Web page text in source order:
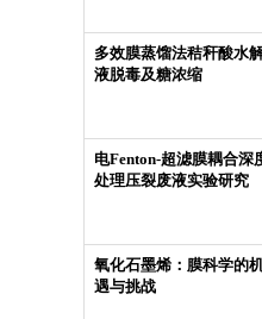
多效膜蒸馏法秸秆酸水
液脱毒及糖浓缩
电Fenton-超滤膜耦合深
处理压裂废液实验研究
氧化石墨烯：膜科学的
遇与挑战